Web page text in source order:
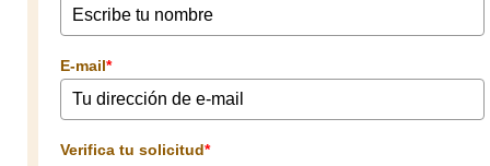
E-mail*
Verifica tu solicitud*